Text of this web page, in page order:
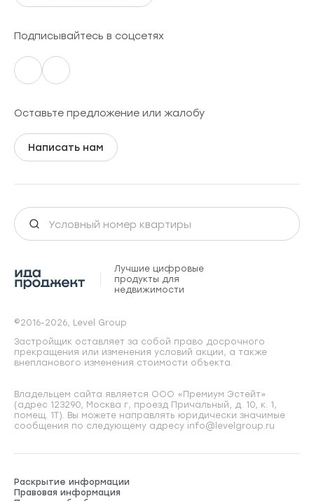
Подписывайтесь в соцсетях
Оставьте предложение или жалобу
Написать нам
Лучшие цифровые
продукты для
недвижимости
©2016-2026, Level Group
Застройщик оставляет за собой право досрочного
прекращения или изменения условий акции, а также
внепланового изменения стоимости объекта.
Владельцем сайта является ООО «Премиум Эстейт»
(адрес 123290, Москва г, проезд Причальный, д. 10, к. 1,
помещ. 1Т). Вы можете направлять юридически значимые
сообщения по следующему адресу info@levelgroup.ru
Раскрытие информации
Правовая информация